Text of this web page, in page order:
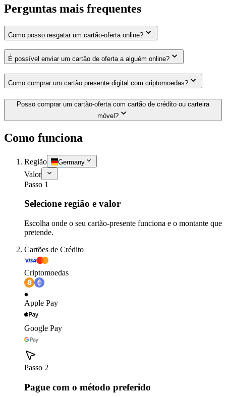
Perguntas mais frequentes
Como posso resgatar um cartão-oferta online?
É possível enviar um cartão de oferta a alguém online?
Como comprar um cartão presente digital com criptomoedas?
Posso comprar um cartão-oferta com cartão de crédito ou carteira
móvel?
Como funciona
Região Germany
Valor
Passo 1
Selecione região e valor
Escolha onde o seu cartão-presente funciona e o montante que
pretende.
Cartões de Crédito
Criptomoedas
Apple Pay
Google Pay
Passo 2
Pague com o método preferido